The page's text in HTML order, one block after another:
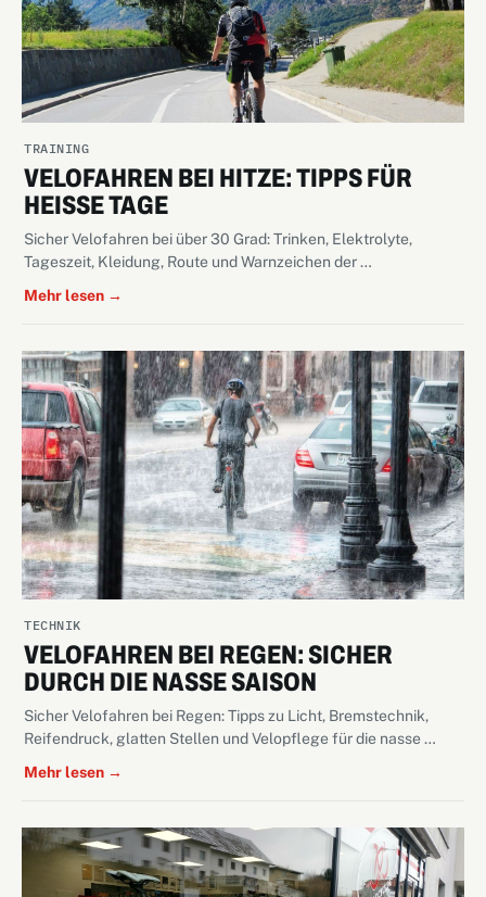
TRAINING
VELOFAHREN BEI HITZE: TIPPS FÜR
HEISSE TAGE
Sicher Velofahren bei über 30 Grad: Trinken, Elektrolyte,
Tageszeit, Kleidung, Route und Warnzeichen der …
Mehr lesen →
TECHNIK
VELOFAHREN BEI REGEN: SICHER
DURCH DIE NASSE SAISON
Sicher Velofahren bei Regen: Tipps zu Licht, Bremstechnik,
Reifendruck, glatten Stellen und Velopflege für die nasse …
Mehr lesen →